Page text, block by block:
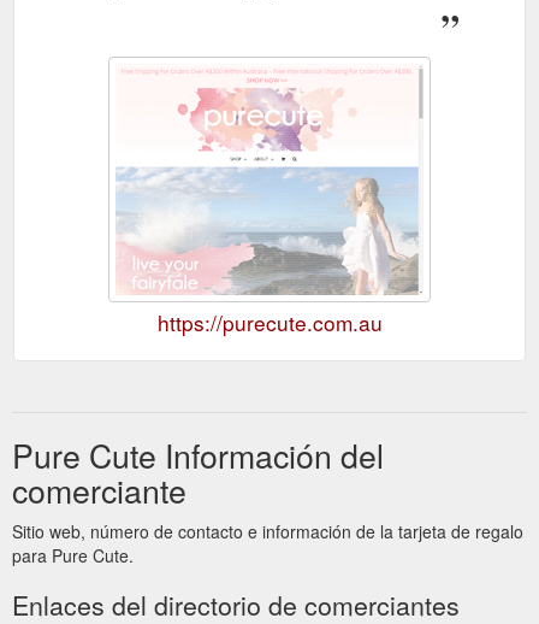
https://purecute.com.au
Pure Cute Información del
comerciante
Sitio web, número de contacto e información de la tarjeta de regalo
para Pure Cute.
Enlaces del directorio de comerciantes